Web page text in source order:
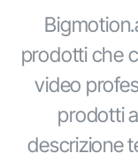
prodotti che
video
prodotti
descrizione